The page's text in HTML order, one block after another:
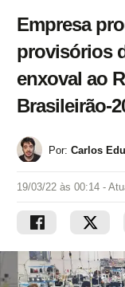
Empresa
provisórios
enxoval ao
Brasileirão-
Por: Carlos
19/03/22 às 00:14 -